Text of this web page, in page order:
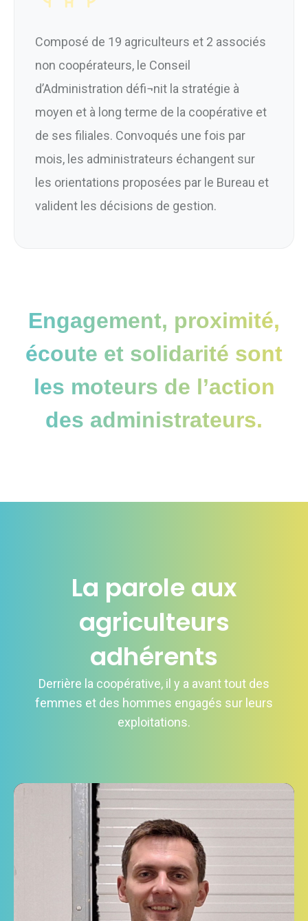
Composé de 19 agriculteurs et 2 associés
non coopérateurs, le Conseil
d’Administration défi¬nit la stratégie à
moyen et à long terme de la coopérative et
de ses filiales. Convoqués une fois par
mois, les administrateurs échangent sur
les orientations proposées par le Bureau et
valident les décisions de gestion.
Engagement, proximité,
écoute et solidarité sont
les moteurs de l’action
des administrateurs.
La parole aux
agriculteurs
adhérents
Derrière la coopérative, il y a avant tout des
femmes et des hommes engagés sur leurs
exploitations.